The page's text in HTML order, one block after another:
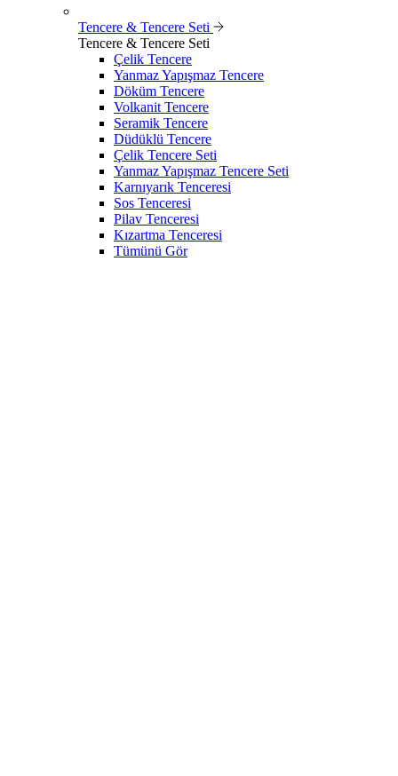
Tencere & Tencere Seti
Tencere & Tencere Seti
Çelik Tencere
Yanmaz Yapışmaz Tencere
Döküm Tencere
Volkanit Tencere
Seramik Tencere
Düdüklü Tencere
Çelik Tencere Seti
Yanmaz Yapışmaz Tencere Seti
Karnıyarık Tenceresi
Sos Tenceresi
Pilav Tenceresi
Kızartma Tenceresi
Tümünü Gör